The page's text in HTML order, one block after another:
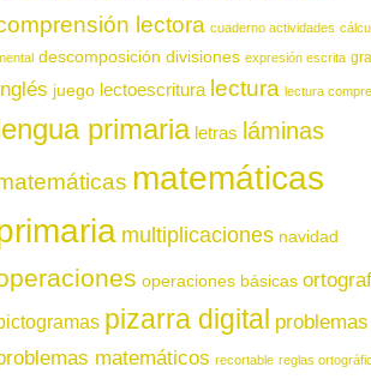
lectora cuaderno actividades
descomposición divisiones expresión escrita
juego lectoescritura lectura lectura
primaria letras láminas
matemáticas
multiplicaciones navidad
operaciones básicas
pizarra digital problemas
matemáticos recortable reglas